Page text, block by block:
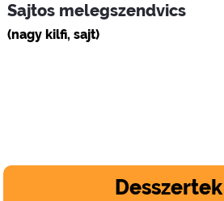
Sajtos melegszendvics
(nagy kilfi, sajt)
Desszertek